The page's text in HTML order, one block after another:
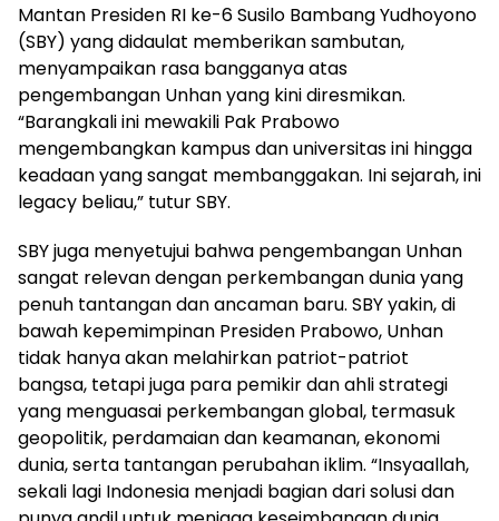
Mantan Presiden RI ke-6 Susilo Bambang Yudhoyono
(SBY) yang didaulat memberikan sambutan,
menyampaikan rasa bangganya atas
pengembangan Unhan yang kini diresmikan.
“Barangkali ini mewakili Pak Prabowo
mengembangkan kampus dan universitas ini hingga
keadaan yang sangat membanggakan. Ini sejarah, ini
legacy beliau,” tutur SBY.
SBY juga menyetujui bahwa pengembangan Unhan
sangat relevan dengan perkembangan dunia yang
penuh tantangan dan ancaman baru. SBY yakin, di
bawah kepemimpinan Presiden Prabowo, Unhan
tidak hanya akan melahirkan patriot-patriot
bangsa, tetapi juga para pemikir dan ahli strategi
yang menguasai perkembangan global, termasuk
geopolitik, perdamaian dan keamanan, ekonomi
dunia, serta tantangan perubahan iklim. “Insyaallah,
sekali lagi Indonesia menjadi bagian dari solusi dan